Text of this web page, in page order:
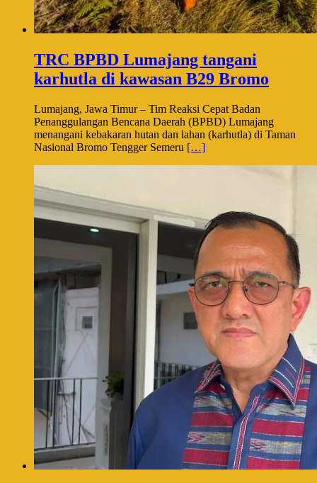
TRC BPBD Lumajang tangani
karhutla di kawasan B29 Bromo
Lumajang, Jawa Timur – Tim Reaksi Cepat Badan
Penanggulangan Bencana Daerah (BPBD) Lumajang
menangani kebakaran hutan dan lahan (karhutla) di Taman
Nasional Bromo Tengger Semeru […]